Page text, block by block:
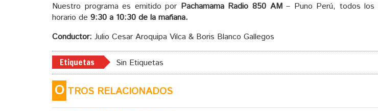
Nuestro programa es emitido por Pachamama Radio 850 AM– Puno Perú, todos los
horario de 9:30 a 10:30 de la mañana.
Conductor: Julio Cesar Aroquipa Vilca & Boris Blanco Gallegos
Etiquetas Sin Etiquetas
O TROS RELACIONADOS